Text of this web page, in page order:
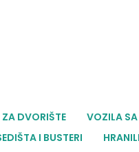
DVORIŠTE
VOZILA
I BUSTERI